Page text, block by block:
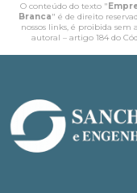
O conteúdo do texto "
Branca" é de direito
nossos links, é proibida
autoral – artigo 184 do